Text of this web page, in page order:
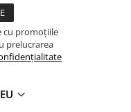
cu promoțiile
prelucrarea